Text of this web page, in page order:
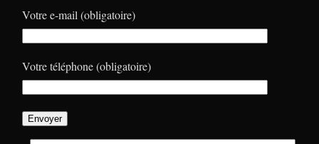
Votre e-mail (obligatoire)
Votre téléphone (obligatoire)